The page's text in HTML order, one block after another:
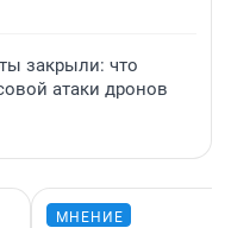
закрыли: что
атаки дронов
МНЕНИЕ